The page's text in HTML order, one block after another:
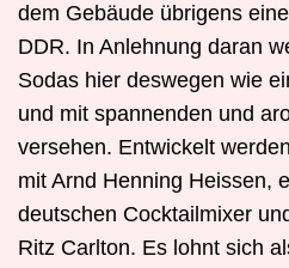
dem Gebäude übrigens
DDR. In Anlehnung daran
Sodas hier deswegen wie
und mit spannenden und
versehen. Entwickelt
mit Arnd Henning Heissen,
deutschen Cocktailmixer
Ritz Carlton. Es lohnt sich